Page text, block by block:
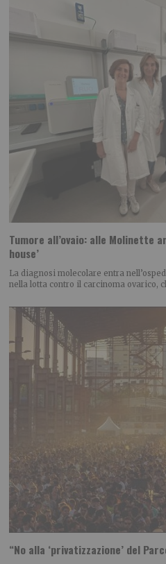
Tumore all’ovaio: alle Molinette
house’
La diagnosi molecolare entra
nella lotta contro il carcinoma ovarico,
“No alla ‘privatizzazione’ del